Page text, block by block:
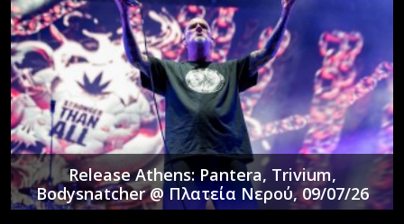
Release Athens: Pantera, Trivium,
Bodysnatcher @ Πλατεία Νερού, 09/07/26